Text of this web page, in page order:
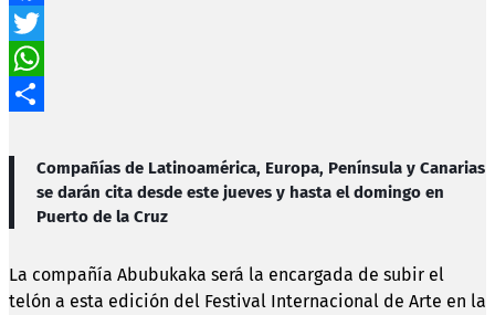
Facebook
Twitter
WhatsApp
Compañías de Latinoamérica, Europa, Península y Canarias
se darán cita desde este jueves y hasta el domingo en
Puerto de la Cruz
La compañía Abubukaka será la encargada de subir el
telón a esta edición del Festival Internacional de Arte en la